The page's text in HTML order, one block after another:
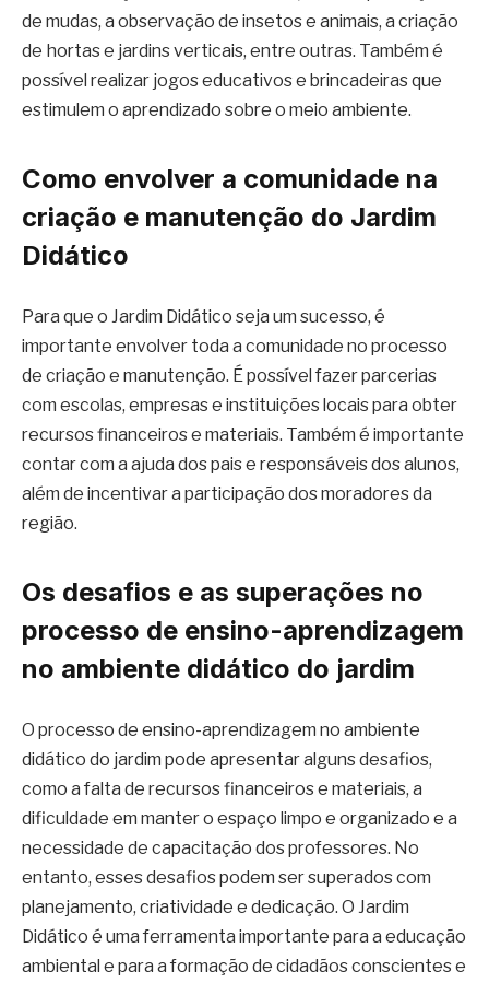
de mudas, a observação de insetos e animais, a criação
de hortas e jardins verticais, entre outras. Também é
possível realizar jogos educativos e brincadeiras que
estimulem o aprendizado sobre o meio ambiente.
Como envolver a comunidade na
criação e manutenção do Jardim
Didático
Para que o Jardim Didático seja um sucesso, é
importante envolver toda a comunidade no processo
de criação e manutenção. É possível fazer parcerias
com escolas, empresas e instituições locais para obter
recursos financeiros e materiais. Também é importante
contar com a ajuda dos pais e responsáveis dos alunos,
além de incentivar a participação dos moradores da
região.
Os desafios e as superações no
processo de ensino-aprendizagem
no ambiente didático do jardim
O processo de ensino-aprendizagem no ambiente
didático do jardim pode apresentar alguns desafios,
como a falta de recursos financeiros e materiais, a
dificuldade em manter o espaço limpo e organizado e a
necessidade de capacitação dos professores. No
entanto, esses desafios podem ser superados com
planejamento, criatividade e dedicação. O Jardim
Didático é uma ferramenta importante para a educação
ambiental e para a formação de cidadãos conscientes e